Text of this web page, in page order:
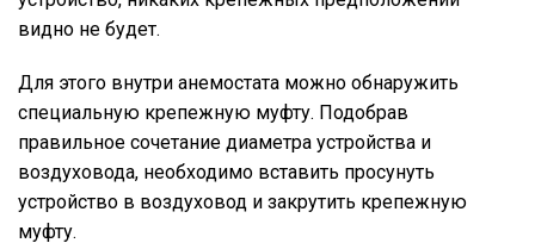
видно не будет.
Для этого внутри анемостата можно обнаружить
специальную крепежную муфту. Подобрав
правильное сочетание диаметра устройства и
воздуховода, необходимо вставить просунуть
устройство в воздуховод и закрутить крепежную
муфту.